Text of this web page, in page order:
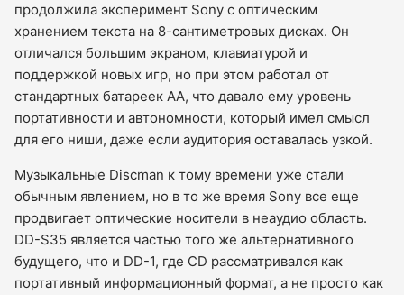
продолжила эксперимент Sony с оптическим
хранением текста на 8-сантиметровых дисках. Он
отличался большим экраном, клавиатурой и
поддержкой новых игр, но при этом работал от
стандартных батареек AA, что давало ему уровень
портативности и автономности, который имел смысл
для его ниши, даже если аудитория оставалась узкой.
Музыкальные Discman к тому времени уже стали
обычным явлением, но в то же время Sony все еще
продвигает оптические носители в неаудио область.
DD-S35 является частью того же альтернативного
будущего, что и DD-1, где CD рассматривался как
портативный информационный формат, а не просто как